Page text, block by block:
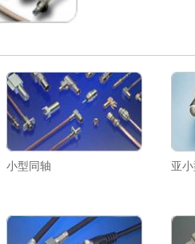
小型同轴 亚